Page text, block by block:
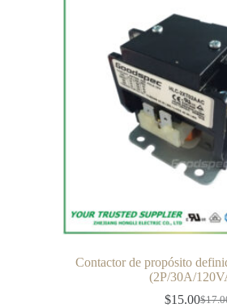
Contactor de propósito
(2P/30A/
$
$15.00